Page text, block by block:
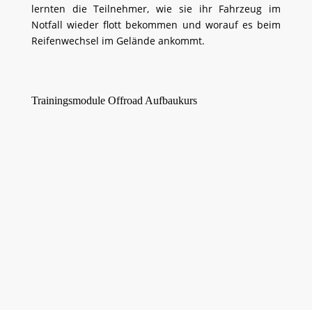
lernten die Teilnehmer, wie sie ihr Fahrzeug im
Notfall wieder flott bekommen und worauf es beim
Reifenwechsel im Gelände ankommt.
Trainingsmodule Offroad Aufbaukurs